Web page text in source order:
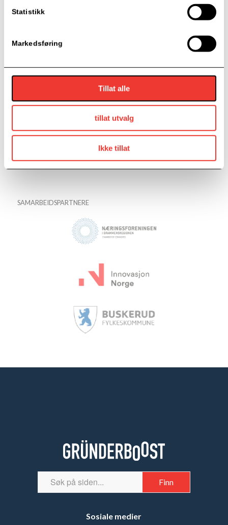
Statistikk
Markedsføring
Tillat alle
tillat utvalg
Ikke tillat
SAMARBEIDSPARTNERE
Sosiale medier